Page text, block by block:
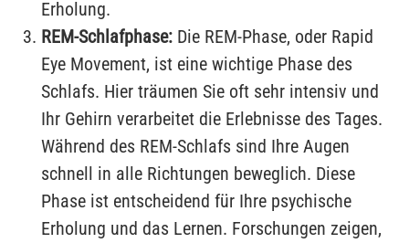
Erholung.
REM-Schlafphase: Die REM-Phase, oder Rapid
Eye Movement, ist eine wichtige Phase des
Schlafs. Hier träumen Sie oft sehr intensiv und
Ihr Gehirn verarbeitet die Erlebnisse des Tages.
Während des REM-Schlafs sind Ihre Augen
schnell in alle Richtungen beweglich. Diese
Phase ist entscheidend für Ihre psychische
Erholung und das Lernen. Forschungen zeigen,